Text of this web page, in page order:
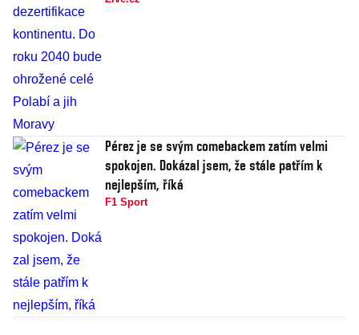
Pérez je se svým comebackem zatím velmi
spokojen. Dokázal jsem, že stále patřím k
nejlepším, říká
F1 Sport